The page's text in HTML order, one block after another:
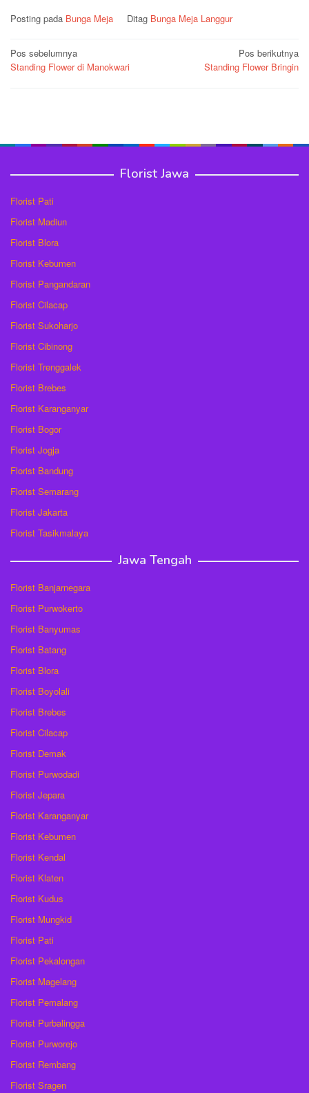
Posting pada Bunga Meja Ditag Bunga Meja Langgur
Navigasi
pos
Pos sebelumnya
Standing Flower di Manokwari
Pos berikutnya
Standing Flower Bringin
Florist Jawa
Florist Pati
Florist Madiun
Florist Blora
Florist Kebumen
Florist Pangandaran
Florist Cilacap
Florist Sukoharjo
Florist Cibinong
Florist Trenggalek
Florist Brebes
Florist Karanganyar
Florist Bogor
Florist Jogja
Florist Bandung
Florist Semarang
Florist Jakarta
Florist Tasikmalaya
Jawa Tengah
Florist Banjarnegara
Florist Purwokerto
Florist Banyumas
Florist Batang
Florist Blora
Florist Boyolali
Florist Brebes
Florist Cilacap
Florist Demak
Florist Purwodadi
Florist Jepara
Florist Karanganyar
Florist Kebumen
Florist Kendal
Florist Klaten
Florist Kudus
Florist Mungkid
Florist Pati
Florist Pekalongan
Florist Magelang
Florist Pemalang
Florist Purbalingga
Florist Purworejo
Florist Rembang
Florist Sragen